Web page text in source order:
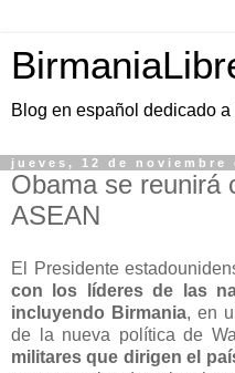
Blog en español dedicado
jueves, 12 de noviembre
Obama se reunirá
ASEAN
El Presidente
con los líderes de las
incluyendo Birmania, en
de la nueva política de
militares que dirigen el